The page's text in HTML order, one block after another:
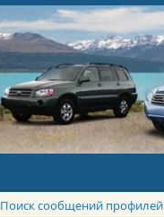
Поиск сообщений профилей